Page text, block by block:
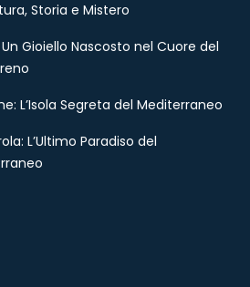
Storia e Mistero
Gioiello Nascosto nel Cuore del
L’Isola Segreta del Mediterraneo
L’Ultimo Paradiso del